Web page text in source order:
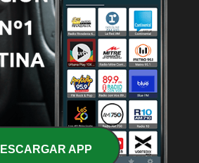
とゴ
Noche de Lluvia Podcast
APP